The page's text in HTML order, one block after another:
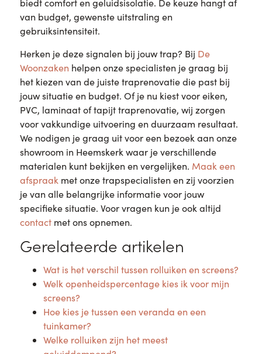
biedt comfort en geluidsisolatie. De keuze hangt af
van budget, gewenste uitstraling en
gebruiksintensiteit.
Herken je deze signalen bij jouw trap? Bij De
Woonzaken helpen onze specialisten je graag bij
het kiezen van de juiste traprenovatie die past bij
jouw situatie en budget. Of je nu kiest voor eiken,
PVC, laminaat of tapijt traprenovatie, wij zorgen
voor vakkundige uitvoering en duurzaam resultaat.
We nodigen je graag uit voor een bezoek aan onze
showroom in Heemskerk waar je verschillende
materialen kunt bekijken en vergelijken. Maak een
afspraak met onze trapspecialisten en zij voorzien
je van alle belangrijke informatie voor jouw
specifieke situatie. Voor vragen kun je ook altijd
contactmet ons opnemen.
Gerelateerde artikelen
Wat is het verschil tussen rolluiken en screens?
Welk openheidspercentage kies ik voor mijn
screens?
Hoe kies je tussen een veranda en een
tuinkamer?
Welke rolluiken zijn het meest